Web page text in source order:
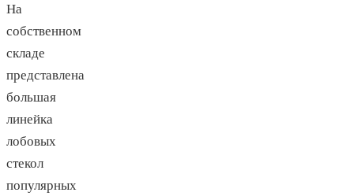
На
собственном
складе
представлена
большая
линейка
лобовых
стекол
популярных